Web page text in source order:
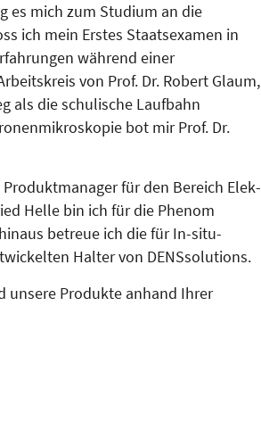
es mich zum Studium an die
ich mein Erstes Staats­examen in
während einer
von Prof. Dr. Robert Glaum,
als die schulische Laufbahn
bot mir Prof. Dr.
für den Bereich Elek­
Helle bin ich für die Phenom
betreue ich die für In-situ-
Hal­ter von DENSsolutions.
unsere Produkte anhand Ihrer